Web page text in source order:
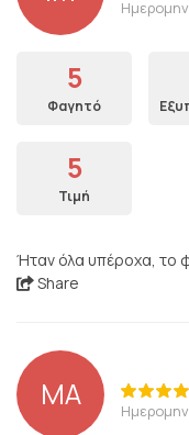
5
Φαγητό
5
Τιμή
Ήταν όλα υπέροχα, το
Share
ΜΑ